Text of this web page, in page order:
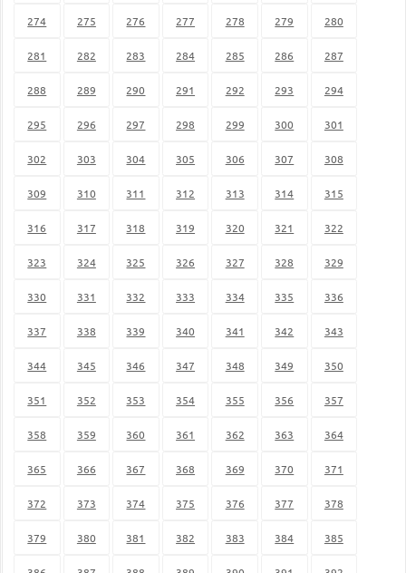
274 275 276 277 278 279 280
281 282 283 284 285 286 287
288 289 290 291 292 293 294
295 296 297 298 299 300 301
302 303 304 305 306 307 308
309 310 311 312 313 314 315
316 317 318 319 320 321 322
323 324 325 326 327 328 329
330 331 332 333 334 335 336
337 338 339 340 341 342 343
344 345 346 347 348 349 350
351 352 353 354 355 356 357
358 359 360 361 362 363 364
365 366 367 368 369 370 371
372 373 374 375 376 377 378
379 380 381 382 383 384 385